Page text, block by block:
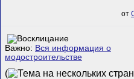
от
Важно: Вся информация о
модостроительстве
(